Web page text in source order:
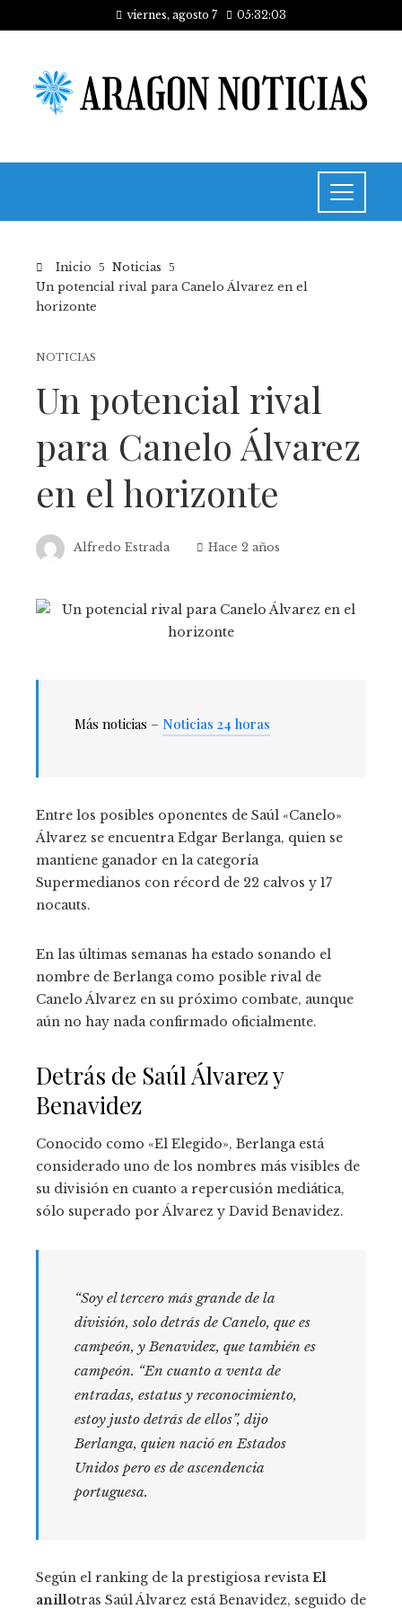
viernes, agosto 7 05:32:03
Inicio
Noticias
Un potencial rival para Canelo Álvarez en el
horizonte
NOTICIAS
Un potencial rival
para Canelo Álvarez
en el horizonte
Alfredo Estrada Hace 2 años
Más noticias – Noticias 24 horas
Entre los posibles oponentes de Saúl «Canelo»
Álvarez se encuentra Edgar Berlanga, quien se
mantiene ganador en la categoría
Supermedianos con récord de 22 calvos y 17
nocauts.
En las últimas semanas ha estado sonando el
nombre de Berlanga como posible rival de
Canelo Álvarez en su próximo combate, aunque
aún no hay nada confirmado oficialmente.
Detrás de Saúl Álvarez y
Benavidez
Conocido como «El Elegido», Berlanga está
considerado uno de los nombres más visibles de
su división en cuanto a repercusión mediática,
sólo superado por Álvarez y David Benavidez.
“Soy el tercero más grande de la
división, solo detrás de Canelo, que es
campeón, y Benavidez, que también es
campeón. “En cuanto a venta de
entradas, estatus y reconocimiento,
estoy justo detrás de ellos”, dijo
Berlanga, quien nació en Estados
Unidos pero es de ascendencia
portuguesa.
Según el ranking de la prestigiosa revistaEl
anillotras Saúl Álvarez está Benavidez, seguido de